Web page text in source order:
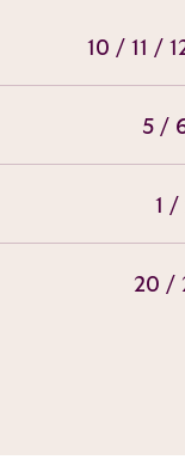
10 / 11 /
5 /
1 /
20 /